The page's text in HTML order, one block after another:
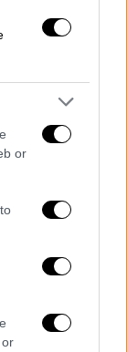
or
a Paw
σάς
σώθηκαν